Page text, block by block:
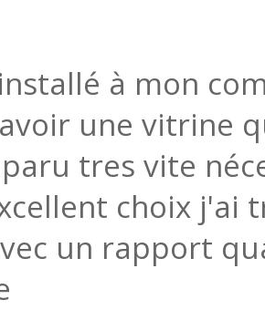
à mon
une vitrine
tres vite
choix j'ai
un rapport